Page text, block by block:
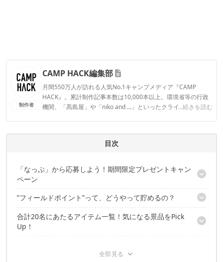
制作者
CAMP HACK編集部
月間550万人が訪れる人気No.1キャンプメディア『CAMP
HACK』。累計制作記事本数は10,000本以上。環境省等の行政
機関、「髙島屋」や「niko and ...」といったクライアントとの
...続きを読む
CAMP HACK編集部のプロフィール
目次
「なっぷ」から応募しよう！期間限定プレゼントキャン
ペーン
【開催時期】
”フィールドポイント”って、どうやって貯めるの？
フィールドポイント3つのため方 ①プロフィールに登録しよ
う！
合計20名にあたるアイテム一覧！気になる景品をPick
Up！
コールマン「アウトドアワゴン」